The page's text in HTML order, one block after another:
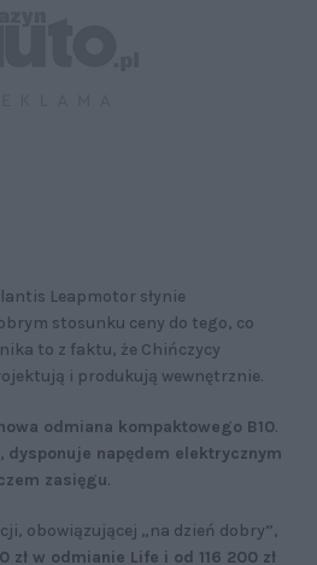
Leapmotor słynie
stosunku ceny do tego, co
to z faktu, że Chińczycy
i produkują wewnętrznie.
odmiana kompaktowego B10.
dysponuje napędem elektrycznym
zasięgu.
obowiązującej „na dzień dobry”,
zł w odmianie Life i od 116 200 zł